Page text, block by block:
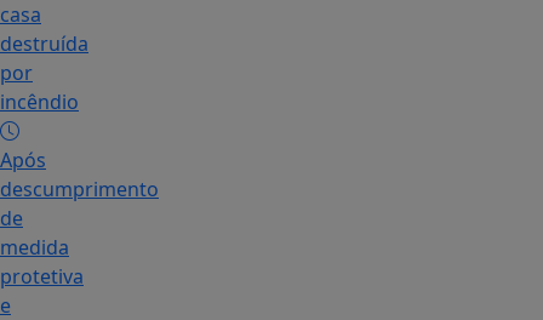
casa
destruída
por
incêndio
Após
descumprimento
de
medida
protetiva
e